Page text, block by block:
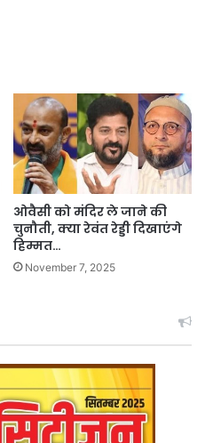
ओवैसी को मंदिर ले जाने की
चुनौती, क्या रेवंत रेड्डी दिखाएंगे
हिम्मत…
November 7, 2025